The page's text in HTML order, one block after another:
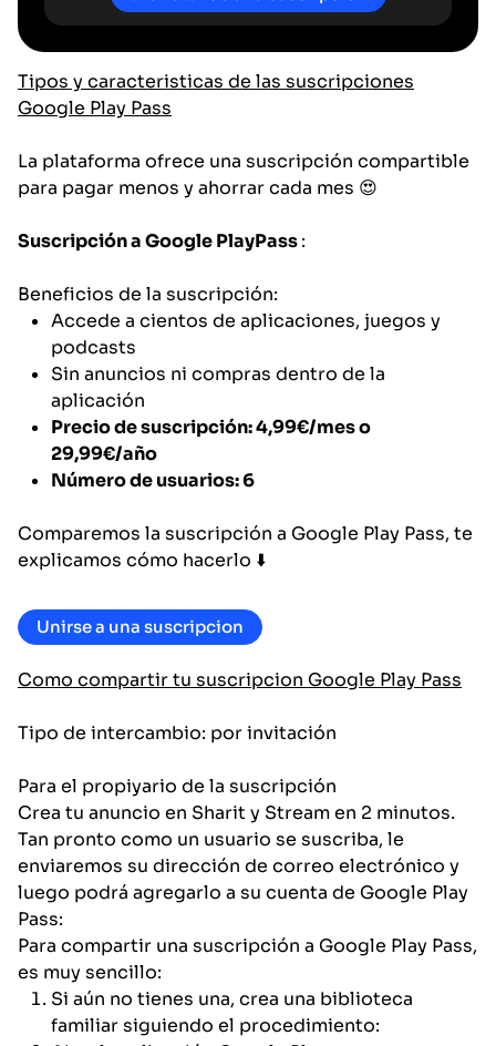
Tipos y caracteristicas de las suscripciones
Google Play Pass
La plataforma ofrece una suscripción compartible
para pagar menos y ahorrar cada mes 😍
Suscripción a Google PlayPass:
Beneficios de la suscripción:
Accede a cientos de aplicaciones, juegos y
podcasts
Sin anuncios ni compras dentro de la
aplicación
Precio de suscripción: 4,99€/mes o
29,99€/año
Número de usuarios: 6
Comparemos la suscripción a Google Play Pass, te
explicamos cómo hacerlo ⬇️
Unirse a una suscripcion
Como compartir tu suscripcion Google Play Pass
Tipo de intercambio: por invitación
Para el propiyario de la suscripción
Crea tu anuncio en Sharit y Stream en 2 minutos.
Tan pronto como un usuario se suscriba, le
enviaremos su dirección de correo electrónico y
luego podrá agregarlo a su cuenta de Google Play
Pass:
Para compartir una suscripción a Google Play Pass,
es muy sencillo:
Si aún no tienes una, crea una biblioteca
familiar siguiendo el procedimiento: